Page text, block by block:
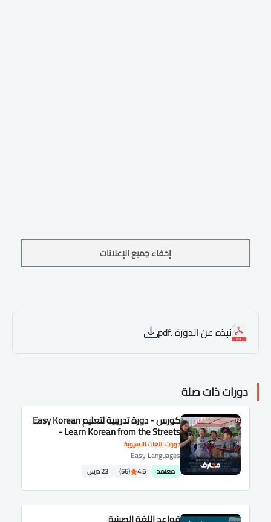
إخفاء جميع الإعلانات
نبذه عن الدورة .pdf
دورات ذات صلة
دورات اللغات الاسيوية
كورس - دورة تدريبية لتعليم Easy Korean
- Learn Korean from the Streets
Easy Languages
معتمد 4.5
(56) 23 درس